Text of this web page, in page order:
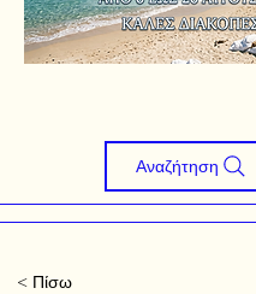
Αναζήτηση
< Πίσω